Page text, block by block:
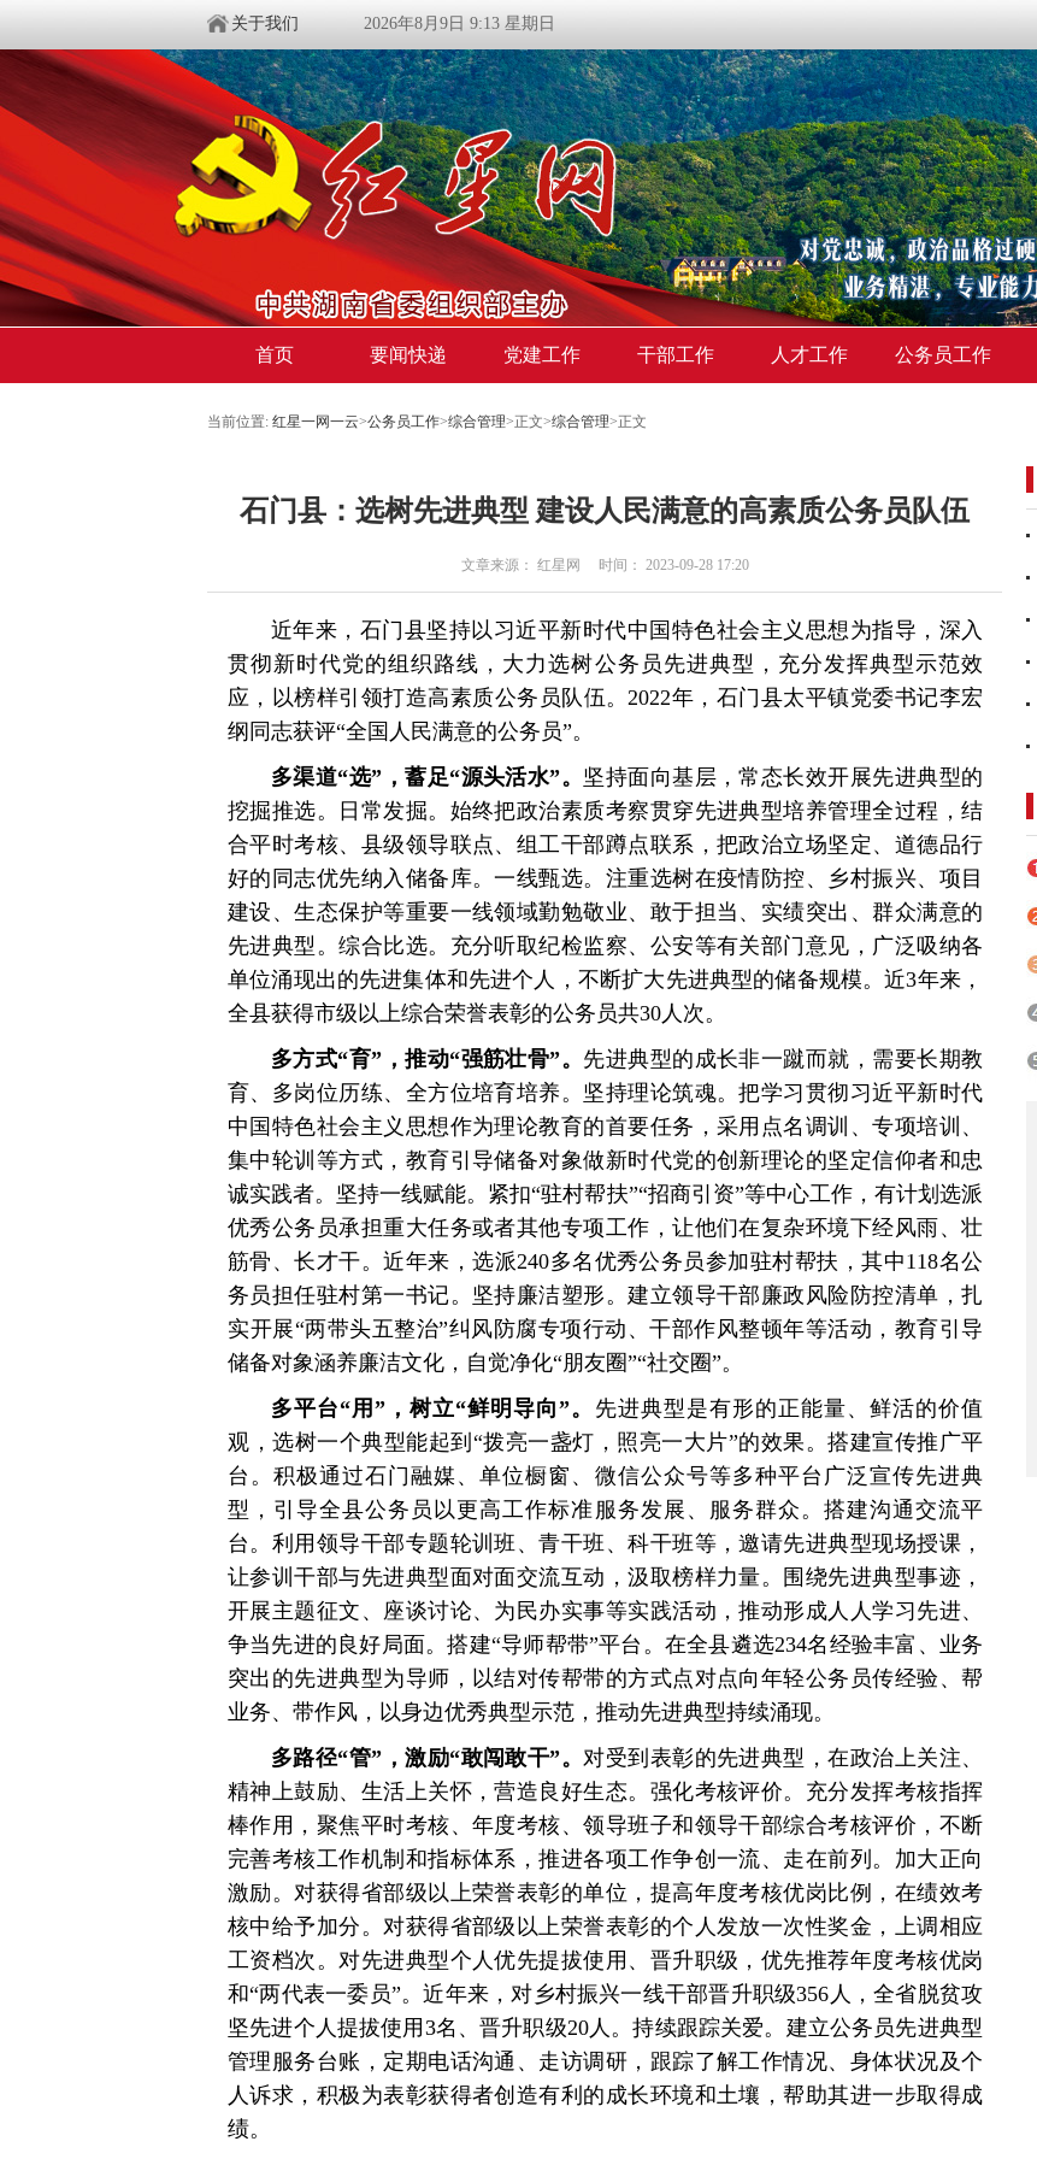
关于我们 2026年8月9日 9:13 星期日
首页 要闻快递 党建工作 干部工作 人才工作 公务员工作
当前位置: 红星一网一云>公务员工作>综合管理>正文>综合管理>正文
石门县：选树先进典型 建设人民满意的高素质公务员队伍
文章来源： 红星网 时间： 2023-09-28 17:20
近年来，石门县坚持以习近平新时代中国特色社会主义思想为指导，深入
贯彻新时代党的组织路线，大力选树公务员先进典型，充分发挥典型示范效
应，以榜样引领打造高素质公务员队伍。2022年，石门县太平镇党委书记李宏
纲同志获评“全国人民满意的公务员”。
多渠道“选”，蓄足“源头活水”。 坚持面向基层，常态长效开展先进典型的
挖掘推选。日常发掘。始终把政治素质考察贯穿先进典型培养管理全过程，结
合平时考核、县级领导联点、组工干部蹲点联系，把政治立场坚定、道德品行
好的同志优先纳入储备库。一线甄选。注重选树在疫情防控、乡村振兴、项目
建设、生态保护等重要一线领域勤勉敬业、敢于担当、实绩突出、群众满意的
先进典型。综合比选。充分听取纪检监察、公安等有关部门意见，广泛吸纳各
单位涌现出的先进集体和先进个人，不断扩大先进典型的储备规模。近3年来，
全县获得市级以上综合荣誉表彰的公务员共30人次。
多方式“育”，推动“强筋壮骨”。 先进典型的成长非一蹴而就，需要长期教
育、多岗位历练、全方位培育培养。坚持理论筑魂。把学习贯彻习近平新时代
中国特色社会主义思想作为理论教育的首要任务，采用点名调训、专项培训、
集中轮训等方式，教育引导储备对象做新时代党的创新理论的坚定信仰者和忠
诚实践者。坚持一线赋能。紧扣“驻村帮扶”“招商引资”等中心工作，有计划选派
优秀公务员承担重大任务或者其他专项工作，让他们在复杂环境下经风雨、壮
筋骨、长才干。近年来，选派240多名优秀公务员参加驻村帮扶，其中118名公
务员担任驻村第一书记。坚持廉洁塑形。建立领导干部廉政风险防控清单，扎
实开展“两带头五整治”纠风防腐专项行动、干部作风整顿年等活动，教育引导
储备对象涵养廉洁文化，自觉净化“朋友圈”“社交圈”。
多平台“用”，树立“鲜明导向”。 先进典型是有形的正能量、鲜活的价值
观，选树一个典型能起到“拨亮一盏灯，照亮一大片”的效果。搭建宣传推广平
台。积极通过石门融媒、单位橱窗、微信公众号等多种平台广泛宣传先进典
型，引导全县公务员以更高工作标准服务发展、服务群众。搭建沟通交流平
台。利用领导干部专题轮训班、青干班、科干班等，邀请先进典型现场授课，
让参训干部与先进典型面对面交流互动，汲取榜样力量。围绕先进典型事迹，
开展主题征文、座谈讨论、为民办实事等实践活动，推动形成人人学习先进、
争当先进的良好局面。搭建“导师帮带”平台。在全县遴选234名经验丰富、业务
突出的先进典型为导师，以结对传帮带的方式点对点向年轻公务员传经验、帮
业务、带作风，以身边优秀典型示范，推动先进典型持续涌现。
多路径“管”，激励“敢闯敢干”。对受到表彰的先进典型，在政治上关注、
精神上鼓励、生活上关怀，营造良好生态。强化考核评价。充分发挥考核指挥
棒作用，聚焦平时考核、年度考核、领导班子和领导干部综合考核评价，不断
完善考核工作机制和指标体系，推进各项工作争创一流、走在前列。加大正向
激励。对获得省部级以上荣誉表彰的单位，提高年度考核优岗比例，在绩效考
核中给予加分。对获得省部级以上荣誉表彰的个人发放一次性奖金，上调相应
工资档次。对先进典型个人优先提拔使用、晋升职级，优先推荐年度考核优岗
和“两代表一委员”。近年来，对乡村振兴一线干部晋升职级356人，全省脱贫攻
坚先进个人提拔使用3名、晋升职级20人。持续跟踪关爱。建立公务员先进典型
管理服务台账，定期电话沟通、走访调研，跟踪了解工作情况、身体状况及个
人诉求，积极为表彰获得者创造有利的成长环境和土壤，帮助其进一步取得成
绩。